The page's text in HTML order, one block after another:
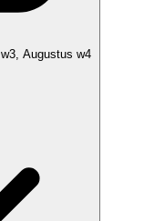
Augustus w4